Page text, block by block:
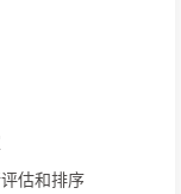
估和排序